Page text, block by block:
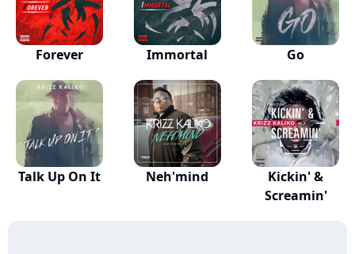
Forever Immortal Go
Talk Up On It Neh'mind
Kickin' &
Screamin'